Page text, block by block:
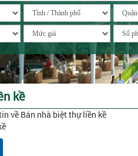
kề
về Bán nhà biệt thự liền kề